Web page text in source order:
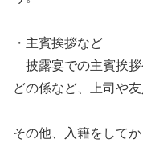
・主賓挨拶など
披露宴での主賓挨拶
どの係など、上司や
その他、入籍をして